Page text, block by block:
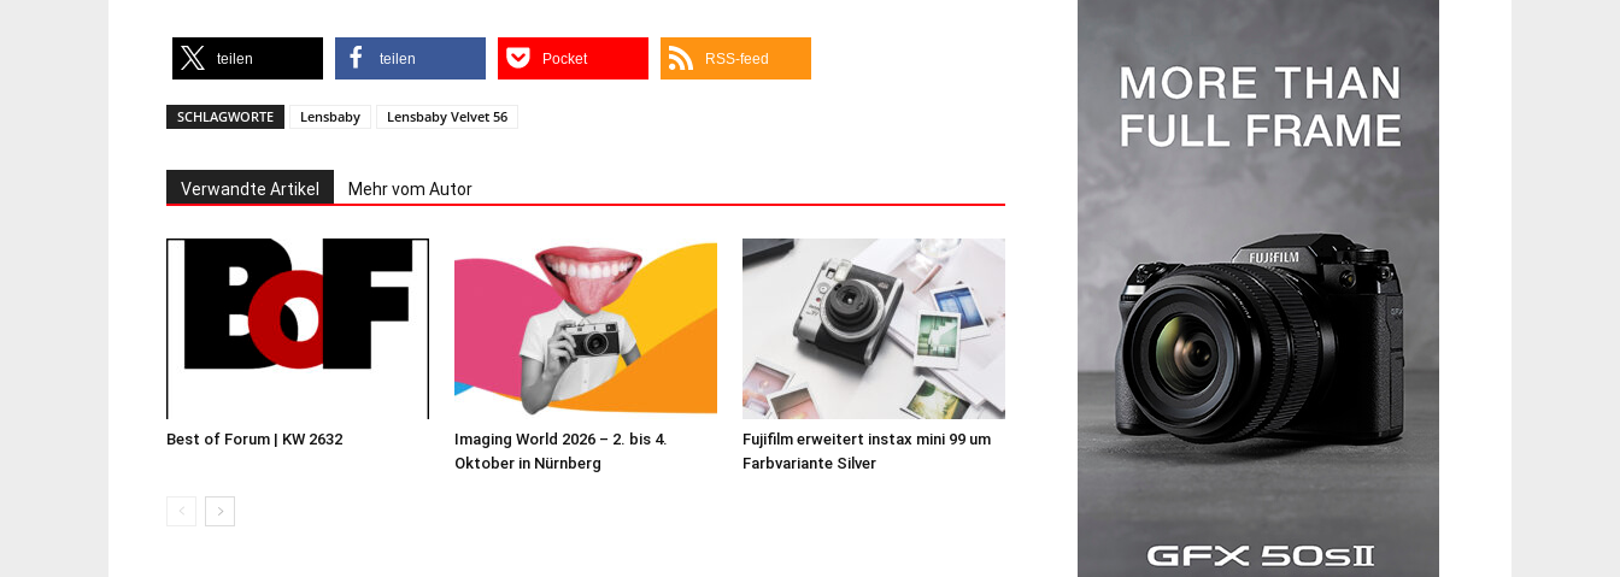
teilen teilen Pocket RSS-feed
SCHLAGWORTE Lensbaby Lensbaby Velvet 56
Verwandte Artikel Mehr vom Autor
Best of Forum | KW 2632
Imaging World 2026 – 2. bis 4.
Oktober in Nürnberg
Fujifilm erweitert instax mini 99 um
Farbvariante Silver